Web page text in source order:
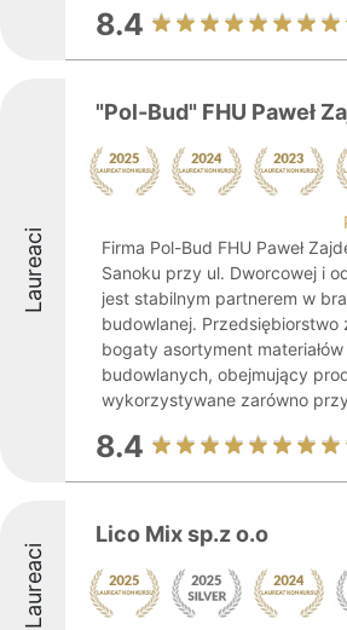
8.4
Laureaci
"Pol-Bud" FHU Paweł
Firma Pol-Bud FHU Paweł
Sanoku przy ul. Dworcowej i
jest stabilnym partnerem w
budowlanej. Przedsiębiorstwo
bogaty asortyment materiałów
budowlanych, obejmujący
wykorzystywane zarówno
8.4
Laureaci
Lico Mix sp.z o.o